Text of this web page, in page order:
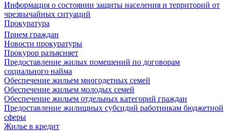
Информация о состоянии защиты населения и территорий от
чрезвычайных ситуаций
Прокуратура
Прием граждан
Новости прокуратуры
Прокурор разъясняет
Предоставление жилых помещений по договорам
социального найма
Обеспечение жильем многодетных семей
Обеспечение жильем молодых семей
Обеспечение жильем отдельных категорий граждан
Предоставление жилищных субсидий работникам бюджетной
сферы
Жилье в кредит